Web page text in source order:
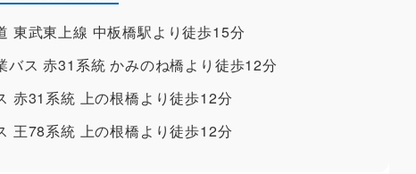
東武東上線 中板橋駅より徒歩15分
バス 赤31系統 かみのね橋より徒歩12分
赤31系統 上の根橋より徒歩12分
王78系統 上の根橋より徒歩12分